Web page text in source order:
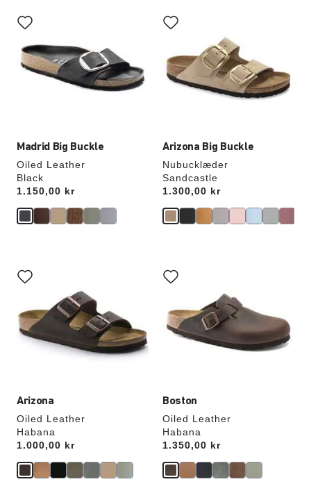
Madrid Big Buckle
Oiled Leather
Black
Price:
1.150,00 kr
med
prøvefarver
opdatere
produktbilledet
Arizona Big Buckle
Nubucklæder
Sandcastle
Price:
1.300,00 kr
med
prøvefarver
opdatere
produktbilledet
Arizona
Oiled Leather
Habana
Price:
1.000,00 kr
med
prøvefarver
opdatere
produktbilledet
Boston
Oiled Leather
Habana
Price:
1.350,00 kr
med
prøvefarver
opdatere
produktbilledet